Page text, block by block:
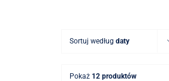
Sortuj według daty
Pokaż 12 produktów